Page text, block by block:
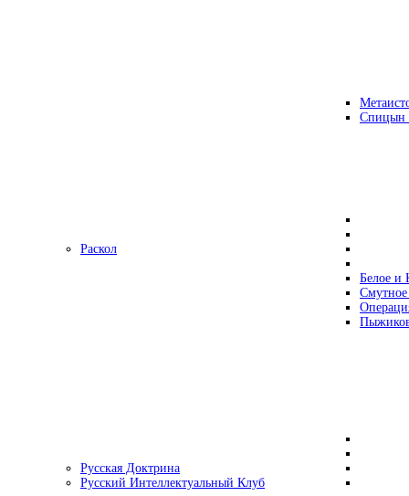
Раскол
Белое и
Русская Доктрина
Русский Интеллектуальный Клуб